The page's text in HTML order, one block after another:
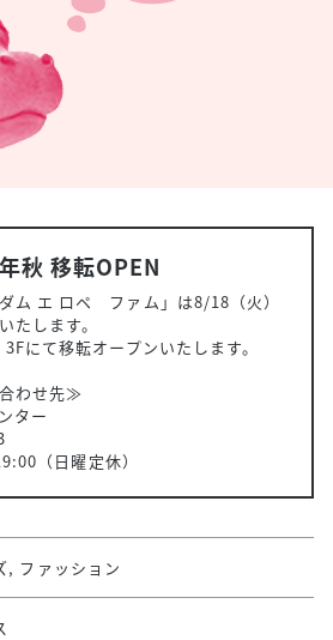
秋 移転OPEN
ム エ ロペ ファム」は8/18（火）
たします。
にて移転オープンいたします。
わせ先≫
ター
（日曜定休）
, ファッション